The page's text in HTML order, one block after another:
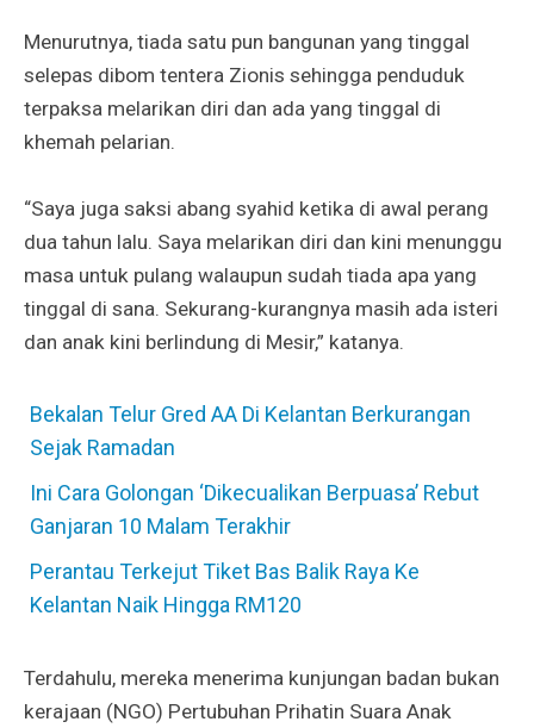
Menurutnya, tiada satu pun bangunan yang tinggal
selepas dibom tentera Zionis sehingga penduduk
terpaksa melarikan diri dan ada yang tinggal di
khemah pelarian.
“Saya juga saksi abang syahid ketika di awal perang
dua tahun lalu. Saya melarikan diri dan kini menunggu
masa untuk pulang walaupun sudah tiada apa yang
tinggal di sana. Sekurang-kurangnya masih ada isteri
dan anak kini berlindung di Mesir,” katanya.
Bekalan Telur Gred AA Di Kelantan Berkurangan
Sejak Ramadan
Ini Cara Golongan ‘Dikecualikan Berpuasa’ Rebut
Ganjaran 10 Malam Terakhir
Perantau Terkejut Tiket Bas Balik Raya Ke
Kelantan Naik Hingga RM120
Terdahulu, mereka menerima kunjungan badan bukan
kerajaan (NGO) Pertubuhan Prihatin Suara Anak